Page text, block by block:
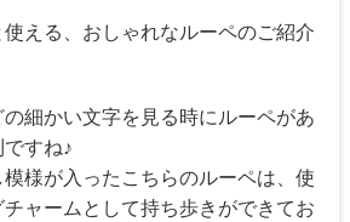
える、おしゃれなルーペのご紹介
細かい文字を見る時にルーペがあ
すね♪
様が入ったこちらのルーペは、使
ャームとして持ち歩きができてお